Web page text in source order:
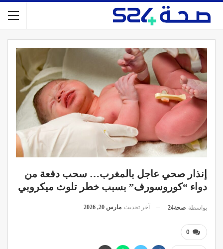
إنذار صحي عاجل بالمغرب… سحب دفعة من
دواء “كوروسورف” بسبب خطر تلوث ميكروبي
بواسطة صحة24 آخر تحديث مارس 20, 2026
0